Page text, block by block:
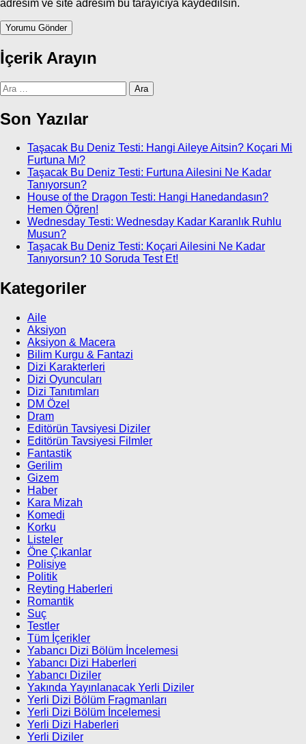
adresim ve site adresim bu tarayıcıya kaydedilsin.
İçerik Arayın
Arama:
Son Yazılar
Taşacak Bu Deniz Testi: Hangi Aileye Aitsin? Koçari Mi
Furtuna Mı?
Taşacak Bu Deniz Testi: Furtuna Ailesini Ne Kadar
Tanıyorsun?
House of the Dragon Testi: Hangi Hanedandasın?
Hemen Öğren!
Wednesday Testi: Wednesday Kadar Karanlık Ruhlu
Musun?
Taşacak Bu Deniz Testi: Koçari Ailesini Ne Kadar
Tanıyorsun? 10 Soruda Test Et!
Kategoriler
Aile
Aksiyon
Aksiyon & Macera
Bilim Kurgu & Fantazi
Dizi Karakterleri
Dizi Oyuncuları
Dizi Tanıtımları
DM Özel
Dram
Editörün Tavsiyesi Diziler
Editörün Tavsiyesi Filmler
Fantastik
Gerilim
Gizem
Haber
Kara Mizah
Komedi
Korku
Listeler
Öne Çıkanlar
Polisiye
Politik
Reyting Haberleri
Romantik
Suç
Testler
Tüm İçerikler
Yabancı Dizi Bölüm İncelemesi
Yabancı Dizi Haberleri
Yabancı Diziler
Yakında Yayınlanacak Yerli Diziler
Yerli Dizi Bölüm Fragmanları
Yerli Dizi Bölüm İncelemesi
Yerli Dizi Haberleri
Yerli Diziler